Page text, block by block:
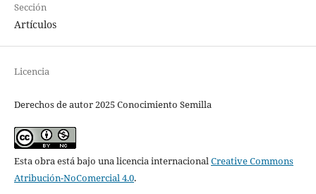
Sección
Artículos
Licencia
Derechos de autor 2025 Conocimiento Semilla
Esta obra está bajo una licencia internacionalCreative Commons
Atribución-NoComercial 4.0.